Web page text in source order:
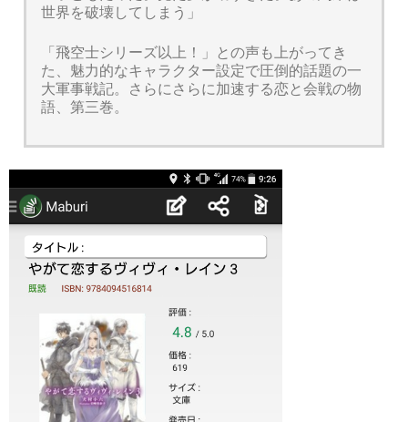
世界を破壊してしまう」
「飛空士シリーズ以上！」との声も上がってき
た、魅力的なキャラクター設定で圧倒的話題の一
大軍事戦記。さらにさらに加速する恋と会戦の物
語、第三巻。